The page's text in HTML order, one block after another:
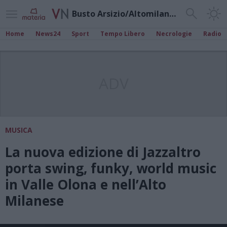
Busto Arsizio/Altomilanese
Home News24 Sport Tempo Libero Necrologie Radio
MUSICA
La nuova edizione di Jazzaltro
porta swing, funky, world music
in Valle Olona e nell’Alto
Milanese